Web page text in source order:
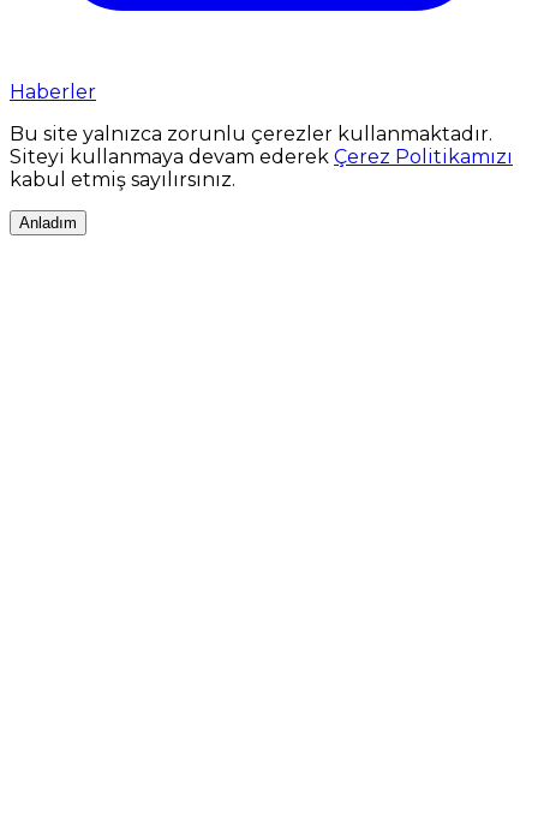
Haberler
Bu site yalnızca zorunlu çerezler kullanmaktadır.
Siteyi kullanmaya devam ederek Çerez Politikamızı
kabul etmiş sayılırsınız.
Anladım